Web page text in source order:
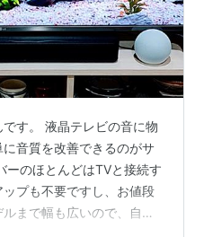
す。 液晶テレビの音に物
音質を改善できるのがサ
ーのほとんどはTVと接続す
プも不要ですし、お値段
まで幅も広いので、自分